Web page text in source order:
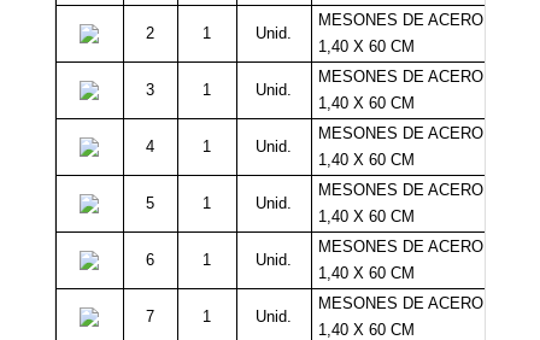
2 1 Unid.
MESONES DE ACERO
1,40 X 60 CM
3 1 Unid.
MESONES DE ACERO
1,40 X 60 CM
4 1 Unid.
MESONES DE ACERO
1,40 X 60 CM
5 1 Unid.
MESONES DE ACERO
1,40 X 60 CM
6 1 Unid.
MESONES DE ACERO
1,40 X 60 CM
7 1 Unid.
MESONES DE ACERO
1,40 X 60 CM